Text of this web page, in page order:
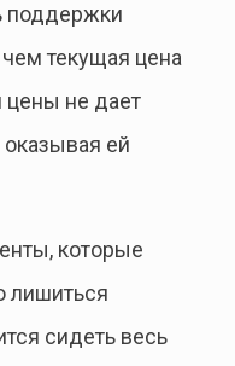
поддержки
текущая цена
цены не дает
оказывая ей
которые
лишиться
сидеть весь